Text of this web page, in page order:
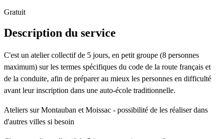
Gratuit
Description du service
C'est un atelier collectif de 5 jours, en petit groupe (8 personnes
maximum) sur les termes spécifiques du code de la route français et
de la conduite, afin de préparer au mieux les personnes en difficulté
avant leur inscription dans une auto-école traditionnelle.
Ateliers sur Montauban et Moissac - possibilité de les réaliser dans
d'autres villes si besoin